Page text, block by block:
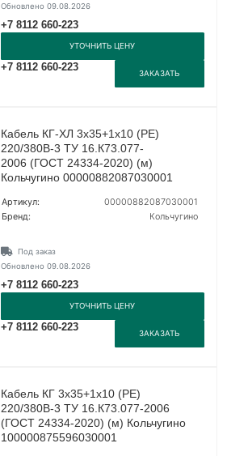
Обновлено 09.08.2026
+7 8112 660-223
УТОЧНИТЬ ЦЕНУ
+7 8112 660-223
ЗАКАЗАТЬ
Кабель КГ-ХЛ 3х35+1х10 (PE)
220/380В-3 ТУ 16.К73.077-
2006 (ГОСТ 24334-2020) (м)
Кольчугино 00000882087030001
Артикул:
00000882087030001
Бренд:
Кольчугино
Под заказ
Обновлено 09.08.2026
+7 8112 660-223
УТОЧНИТЬ ЦЕНУ
+7 8112 660-223
ЗАКАЗАТЬ
Кабель КГ 3х35+1х10 (PE)
220/380В-3 ТУ 16.К73.077-2006
(ГОСТ 24334-2020) (м) Кольчугино
100000875596030001